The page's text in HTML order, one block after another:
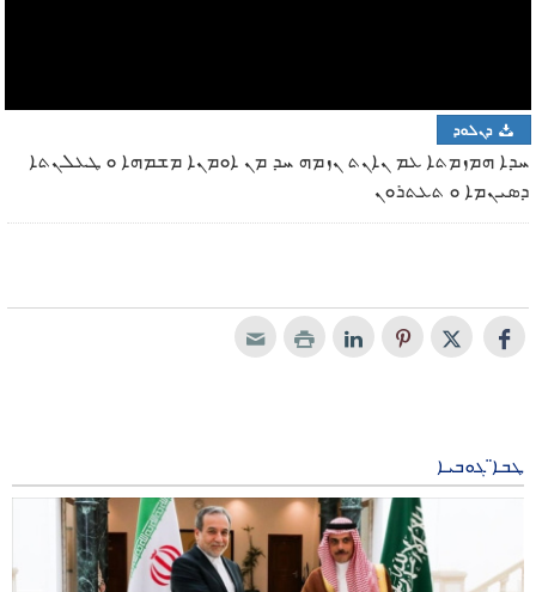
ܕܢܠܘܕ
ܚܕܐ ܗܡܙܡܬܐ ܥܡ ܢܐܢܬ ܢܙܡܗ ܚܕ ܡܢ ܐܘܡܢܐ ܡܫܡܗܐ ܘ ܛܥܠܢܬܐ
ܕܣܝܢܡܐ ܘ ܬܥܬܪܘܢ
ܛܒܐ̈ ܓܘܒܝܐ